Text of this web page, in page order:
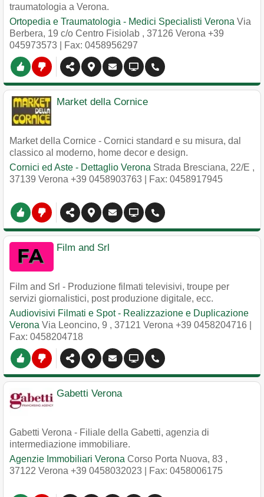
traumatologia a Verona.
Ortopedia e Traumatologia - Medici Specialisti Verona Via
Berbera, 19 c/o Centro Fisiolab , 37126 Verona +39
045973573 | Fax: 0458956297
Market della Cornice
Market della Cornice - Cornici standard e su misura, dal
classico al moderno, home decor e design.
Cornici ed Aste - Dettaglio Verona Strada Bresciana, 22/E ,
37139 Verona +39 0458903763 | Fax: 0458917945
Film and Srl
Film and Srl - Produzione filmati televisivi, troupe per
servizi giornalistici, post produzione digitale, ecc.
Audiovisivi Filmati e Spot - Realizzazione e Duplicazione
Verona Via Leoncino, 9 , 37121 Verona +39 0458204716
Fax: 0458204718
Gabetti Verona
Gabetti Verona - Filiale della Gabetti, agenzia di
intermediazione immobiliare.
Agenzie Immobiliari Verona Corso Porta Nuova, 83 ,
37122 Verona +39 0458032023 | Fax: 0458006175